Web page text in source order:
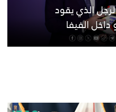
الذي يقود
داخل الفيفا